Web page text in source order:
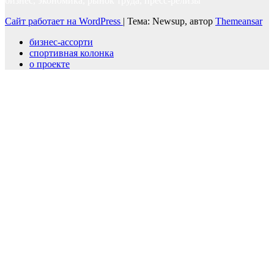
Сайт работает на WordPress | Тема: Newsup, автор Themeansar
бизнес-ассорти
спортивная колонка
о проекте